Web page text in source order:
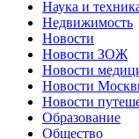
Наука и
Недвижимость
Новости
Новости ЗОЖ
Новости
Новости
Новости
Образование
Общество